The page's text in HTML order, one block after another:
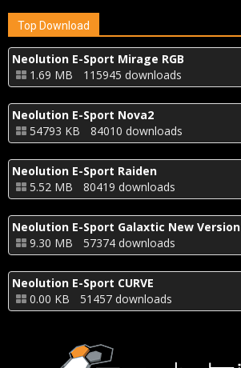
Top Download
Neolution E-Sport Mirage RGB
1.69 MB
115945 downloads
Neolution E-Sport Nova2
54793 KB
84010 downloads
Neolution E-Sport Raiden
5.52 MB
80419 downloads
Neolution E-Sport Galaxtic New Version
9.30 MB
57374 downloads
Neolution E-Sport CURVE
0.00 KB
51457 downloads